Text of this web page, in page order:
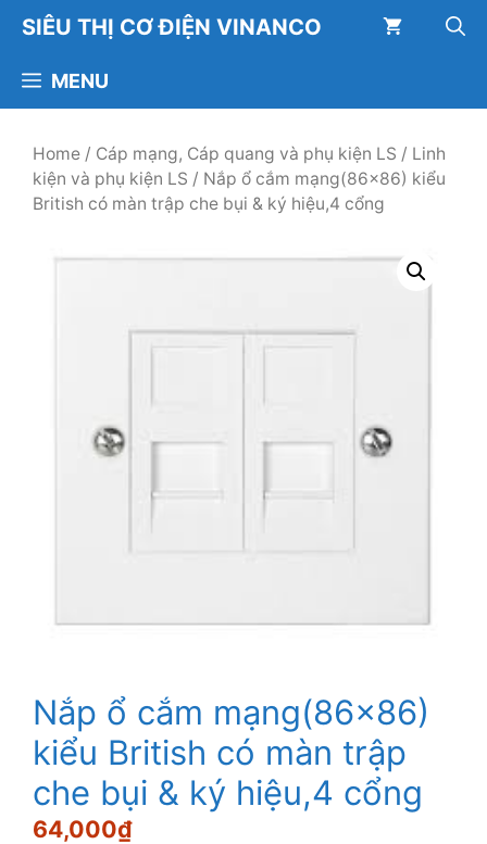
Chuyển
đến
dung
SIÊU THỊ CƠ ĐIỆN VINANCO
MENU
Home / Cáp mạng, Cáp quang và phụ kiện LS / Linh
kiện và phụ kiện LS / Nắp ổ cắm mạng(86×86) kiểu
British có màn trập che bụi & ký hiệu,4 cổng
Nắp ổ cắm mạng(86×86)
kiểu British có màn trập
che bụi & ký hiệu,4 cổng
64,000₫